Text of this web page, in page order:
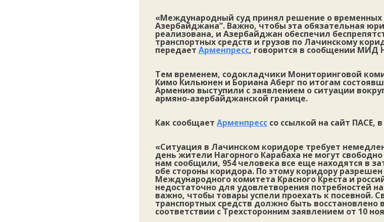
«Международный суд принял решение о временных
Азербайджана”. Важно, чтобы эта обязательная
реализована, и Азербайджан обеспечил
транспортных средств и грузов по Лачинскому
передает Арменпресс, говорится в сообщении МИД
Тем временем, содокладчики Мониторинговой
Кимо Кильюнен и Бориана Аберг по итогам
Армению выступили с заявлением о ситуации
армяно-азербайджанской границе.
Как сообщает Арменпресс со ссылкой на сайт ПАСЕ,
«Ситуация в Лачинском коридоре требует
день жители Нагорного Карабаха не могут
нам сообщили, 954 человека все еще находятся в
обе стороны коридора. По этому коридору
Международного комитета Красного Креста и
недостаточно для удовлетворения потребностей
важно, чтобы товары успели проехать к посевной.
транспортных средств должно быть восстановлено
соответствии с Трехсторонним заявлением от 10